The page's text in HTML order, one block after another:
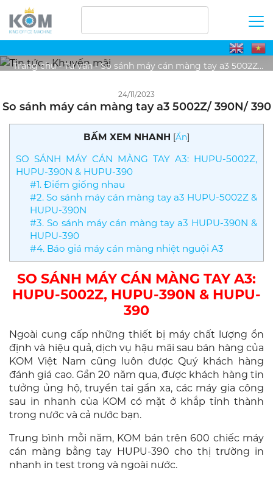
Trang chủ-Tư vấn-So sánh máy cán màng tay a3 5002Z/
24/11/2023
So sánh máy cán màng tay a3 5002Z/ 390N/ 390
BẤM XEM NHANH [Ẩn]
SO SÁNH MÁY CÁN MÀNG TAY A3: HUPU-5002Z,
HUPU-390N & HUPU-390
#1. Điểm giống nhau
#2. So sánh máy cán màng tay a3 HUPU-5002Z &
HUPU-390N
#3. So sánh máy cán màng tay a3 HUPU-390N &
HUPU-390
#4. Báo giá máy cán màng nhiệt nguội A3
SO SÁNH MÁY CÁN MÀNG TAY A3:
HUPU-5002Z, HUPU-390N & HUPU-
390
Ngoài cung cấp những thiết bị máy chất lượng ổn
định và hiệu quả, dịch vụ hậu mãi sau bán hàng của
KOM Việt Nam cũng luôn được Quý khách hàng
đánh giá cao. Gần 20 năm qua, được khách hàng tin
tưởng ủng hộ, truyền tai gần xa, các máy gia công
sau in nhanh của KOM có mặt ở khắp tỉnh thành
trong nước và cả nước bạn.
Trung bình mỗi năm, KOM bán trên 600 chiếc máy
cán màng bằng tay HUPU-390 cho thị trường in
nhanh in test trong và ngoài nước.